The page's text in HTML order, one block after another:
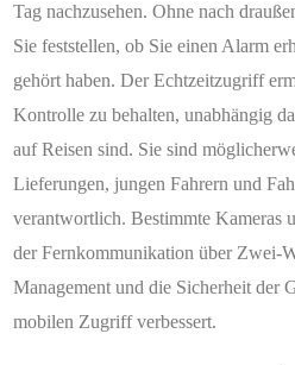
Tag nachzusehen. Ohne nach
Sie feststellen, ob Sie einen Alarm
gehört haben. Der Echtzeitzugriff
Kontrolle zu behalten, unabhängig
auf Reisen sind. Sie sind
Lieferungen, jungen Fahrern und
verantwortlich. Bestimmte Kameras
der Fernkommunikation über Zwei-
Management und die Sicherheit der
mobilen Zugriff verbessert.